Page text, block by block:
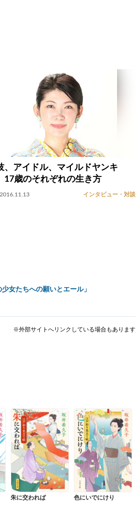
、アイドル、マイルドヤンキ
17歳のそれぞれの生き方
2016.11.13 インタビュー・対談
女たちへの願いとエール」
※外部サイトへリンクしている場合もあります
朱に交われば 色にいでにけり